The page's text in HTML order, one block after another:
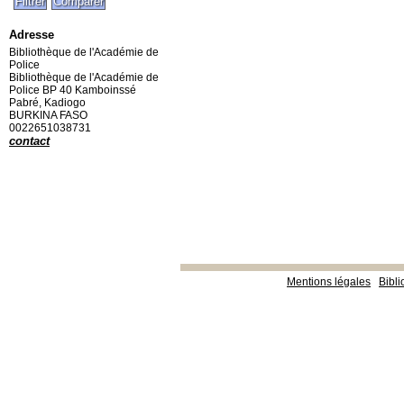
Mentions légales
Adresse
Bibliothèque de l'Académie de
Police
Bibliothèque de l'Académie de
Police BP 40 Kamboinssé
Pabré, Kadiogo
BURKINA FASO
0022651038731
contact